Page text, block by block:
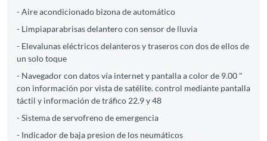
- Aire acondicionado bizona de automático
- Limpiaparabrisas delantero con sensor de lluvia
- Elevalunas eléctricos delanteros y traseros con dos de ellos de
un solo toque
- Navegador con datos vía internet y pantalla a color de 9.00 "
con información por vista de satélite. control mediante pantalla
táctil y información de tráfico 22.9 y 48
- Sistema de servofreno de emergencia
- Indicador de baja presion de los neumáticos